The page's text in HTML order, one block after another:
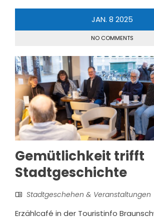
JAN. 8 2025
NO COMMENTS
Gemütlichkeit trifft
Stadtgeschichte
Stadtgeschehen & Veranstaltungen
Erzählcafé in der Touristinfo